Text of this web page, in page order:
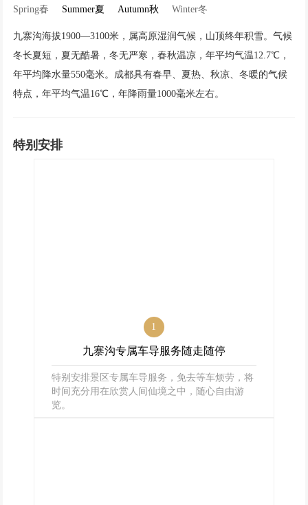
Spring春 Summer夏 Autumn秋 Winter冬
九寨沟海拔1900—3100米，属高原湿润气候，山顶终年积雪。气候
冬长夏短，夏无酷暑，冬无严寒，春秋温凉，年平均气温12.7℃，
年平均降水量550毫米。成都具有春早、夏热、秋凉、冬暖的气候
特点，年平均气温16℃，年降雨量1000毫米左右。
特别安排
1
九寨沟专属车导服务随走随停
特别安排景区专属车导服务，免去等车烦劳，将
时间充分用在欣赏人间仙境之中，随心自由游
览。